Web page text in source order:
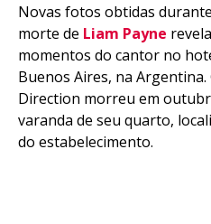
Novas fotos obtidas
morte de Liam Payne
momentos do cantor no
Buenos Aires, na
Direction morreu em
varanda de seu quarto,
do estabelecimento.